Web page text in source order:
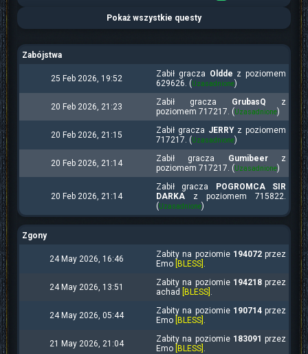
Pokaż wszystkie questy
Zabójstwa
25 Feb 2026, 19:52 Zabił gracza Oldde z poziomem
629626. ( Uzasadnione)
20 Feb 2026, 21:23 Zabił gracza GrubasQ z
poziomem 717217. ( Uzasadnione)
20 Feb 2026, 21:15 Zabił gracza JERRYz poziomem
717217. ( Uzasadnione)
20 Feb 2026, 21:14 Zabił gracza Gumibeerz
poziomem 717217. ( Uzasadnione)
20 Feb 2026, 21:14
Zabił gracza
POGROMCA SIR
DARKA z poziomem 715822.
( Uzasadnione)
Zgony
24 May 2026, 16:46 Zabity na poziomie 194072przez
Emo [BLESS] .
24 May 2026, 13:51 Zabity na poziomie 194218przez
achad
[BLESS] .
24 May 2026, 05:44 Zabity na poziomie 190714przez
Emo [BLESS] .
21 May 2026, 21:04 Zabity na poziomie 183091 przez
Emo [BLESS] .